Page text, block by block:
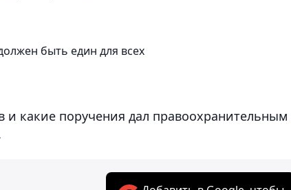
быть един для всех
какие поручения дал правоохранительным